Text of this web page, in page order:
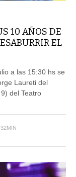
10 AÑOS DE
EL
a las 15:30 hs se
Laureti del
del Teatro